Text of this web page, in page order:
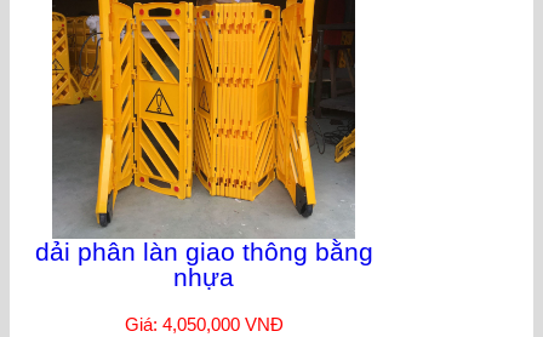
dải phân làn giao thông bằng
nhựa
Giá: 4,050,000 VNĐ